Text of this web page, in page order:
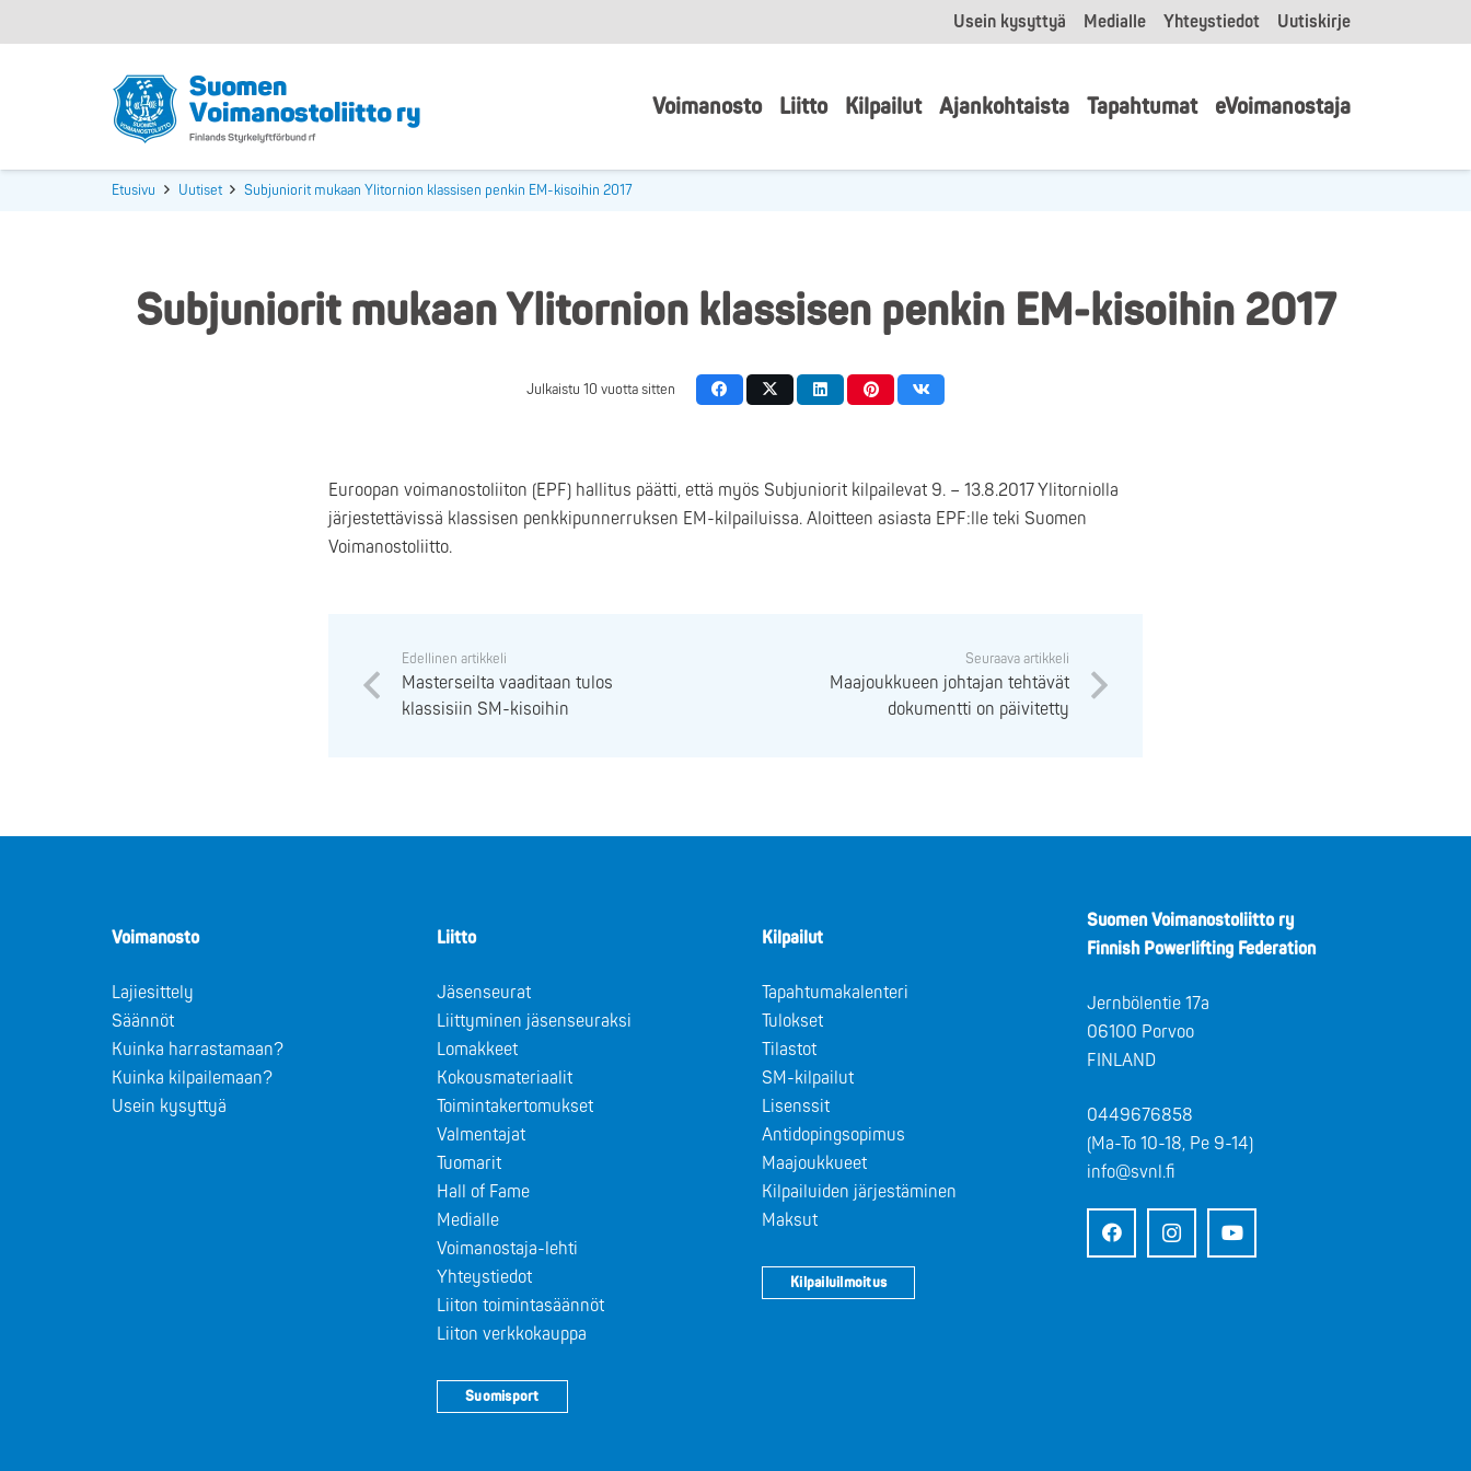
Usein kysyttyä Medialle Yhteystiedot Uutiskirje
Voimanosto Liitto Kilpailut Ajankohtaista Tapahtumat eVoimanostaja
Etusivu Uutiset Subjuniorit mukaan Ylitornion klassisen penkin EM-kisoihin 2017
Subjuniorit mukaan Ylitornion klassisen penkin EM-kisoihin 2017
Julkaistu 10 vuotta sitten
Euroopan voimanostoliiton (EPF) hallitus päätti, että myös Subjuniorit kilpailevat 9. – 13.8.2017 Ylitorniolla
järjestettävissä klassisen penkkipunnerruksen EM-kilpailuissa. Aloitteen asiasta EPF:lle teki Suomen
Voimanostoliitto.
Edellinen artikkeli
Masterseilta vaaditaan tulos
klassisiin SM-kisoihin
Seuraava artikkeli
Maajoukkueen johtajan tehtävät
dokumentti on päivitetty
Voimanosto
Lajiesittely
Säännöt
Kuinka harrastamaan?
Kuinka kilpailemaan?
Usein kysyttyä
Liitto
Jäsenseurat
Liittyminen jäsenseuraksi
Lomakkeet
Kokousmateriaalit
Toimintakertomukset
Valmentajat
Tuomarit
Hall of Fame
Medialle
Voimanostaja-lehti
Yhteystiedot
Liiton toimintasäännöt
Liiton verkkokauppa
Suomisport
Kilpailut
Tapahtumakalenteri
Tulokset
Tilastot
SM-kilpailut
Lisenssit
Antidopingsopimus
Maajoukkueet
Kilpailuiden järjestäminen
Maksut
Kilpailuilmoitus
Suomen Voimanostoliitto ry
Finnish Powerlifting Federation
Jernbölentie 17a
06100 Porvoo
FINLAND
0449676858
(Ma-To 10-18, Pe 9-14)
info@svnl.fi